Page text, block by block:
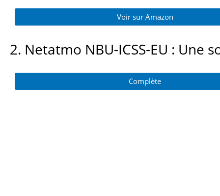
t
s
Voir sur Amazon
2. Netatmo NBU-ICSS-EU : Une
Complète